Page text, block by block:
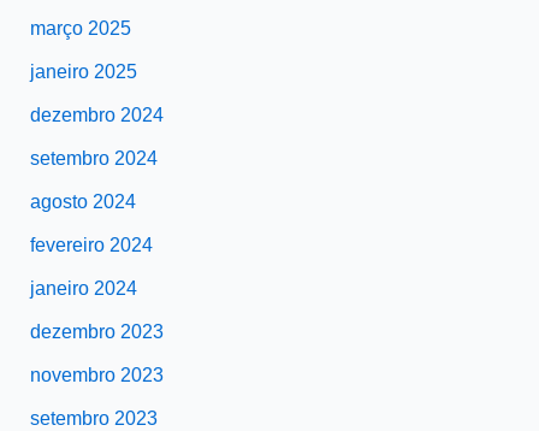
março 2025
janeiro 2025
dezembro 2024
setembro 2024
agosto 2024
fevereiro 2024
janeiro 2024
dezembro 2023
novembro 2023
setembro 2023